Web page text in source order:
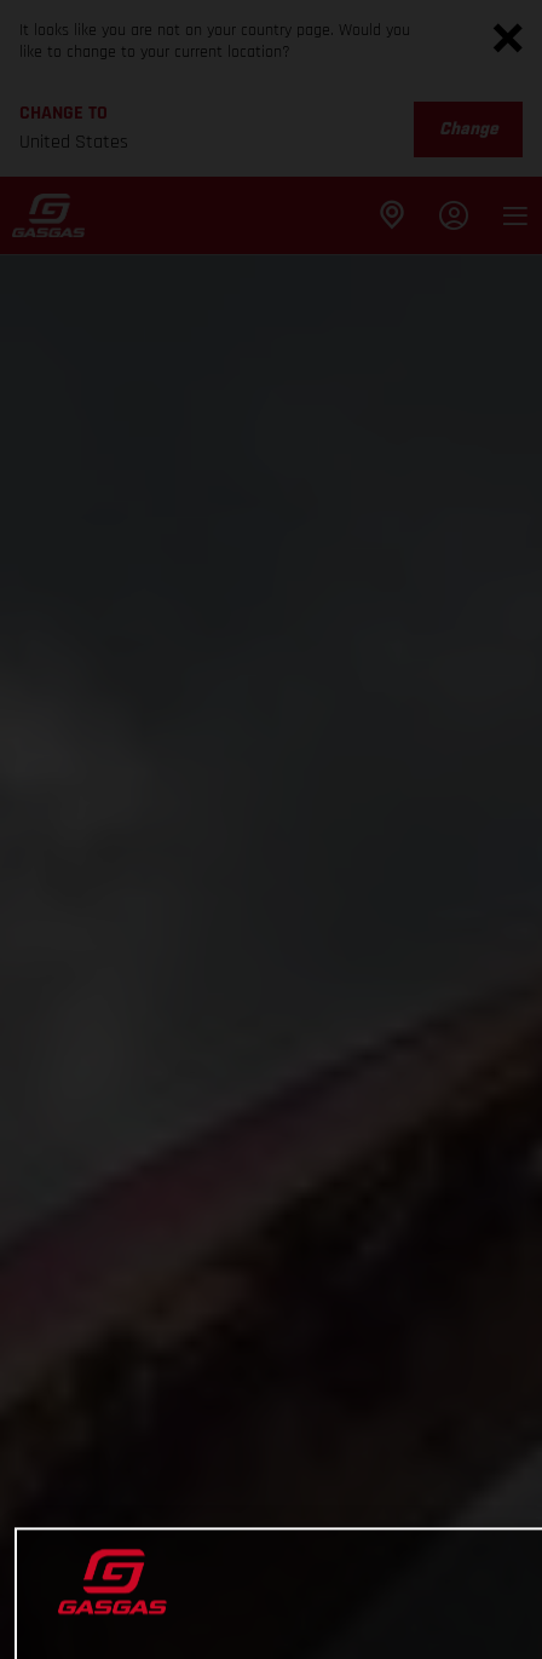
It looks like you are not on your country page. Would you
like to change to your current location?
CHANGE TO
United States
Change